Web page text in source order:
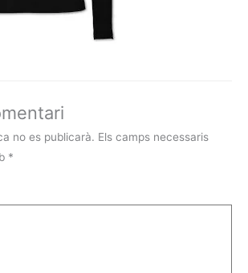
no es publicarà. Els camps necessaris
*